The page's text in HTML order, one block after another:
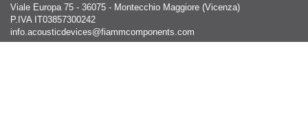
Viale Europa 75 - 36075 - Montecchio Maggiore (Vicenza)
P.IVA IT03857300242
info.acousticdevices@fiammcomponents.com